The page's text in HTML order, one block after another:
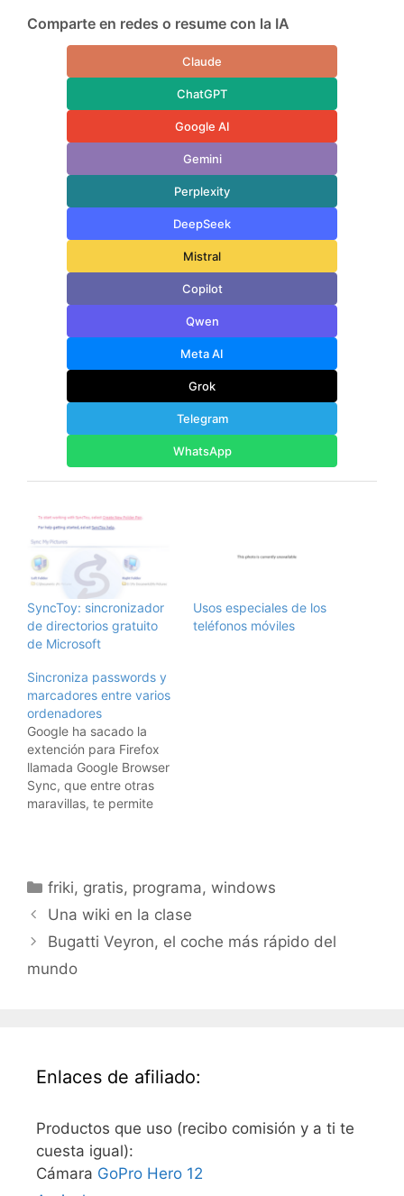
Comparte en redes o resume con la IA
Claude
ChatGPT
Google AI
Gemini
Perplexity
DeepSeek
Mistral
Copilot
Qwen
Meta AI
Grok
Telegram
WhatsApp
SyncToy: sincronizador
de directorios gratuito
de Microsoft
Usos especiales de los
teléfonos móviles
Sincroniza passwords y
marcadores entre varios
ordenadores
Google ha sacado la
extención para Firefox
llamada Google Browser
Sync, que entre otras
maravillas, te permite
ejemplo, la instalas en la
oficina en un sistema
en tu linux, y te
sincroniza todos…
Categorías
friki, gratis, programa,windows
Una wiki en la clase
Bugatti Veyron, el coche más rápido del
mundo
Enlaces de afiliado:
Productos que uso (recibo comisión y a ti te
cuesta igual):
Cámara GoPro Hero 12